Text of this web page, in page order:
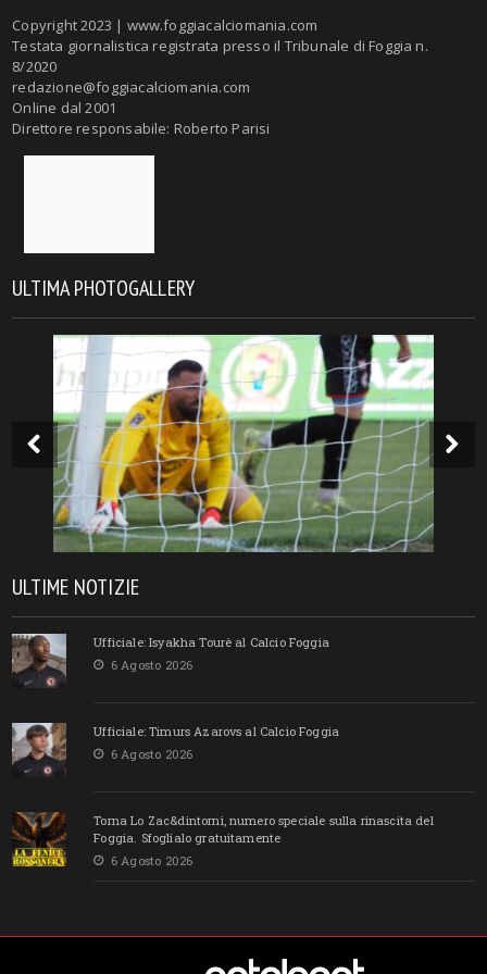
Copyright 2023 | www.foggiacalciomania.com
Testata giornalistica registrata presso il Tribunale di Foggia n.
8/2020
redazione@foggiacalciomania.com
Online dal 2001
Direttore responsabile: Roberto Parisi
ULTIMA PHOTOGALLERY
ULTIME NOTIZIE
Ufficiale: Isyakha Tourè al Calcio Foggia
6 Agosto 2026
Ufficiale: Timurs Azarovs al Calcio Foggia
6 Agosto 2026
Torna Lo Zac&dintorni, numero speciale sulla rinascita del
Foggia. Sfoglialo gratuitamente
6 Agosto 2026